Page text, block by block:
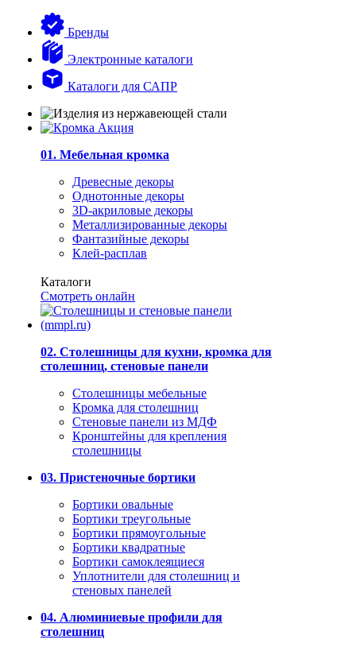
Бренды
Электронные каталоги
Каталоги для САПР
01. Мебельная кромка
Древесные декоры
Однотонные декоры
3D-акриловые декоры
Металлизированные декоры
Фантазийные декоры
Клей-расплав
Каталоги
Смотреть онлайн
02. Столешницы для кухни, кромка для
столешниц, стеновые панели
Столешницы мебельные
Кромка для столешниц
Стеновые панели из МДФ
Кронштейны для крепления
столешницы
03. Пристеночные бортики
Бортики овальные
Бортики треугольные
Бортики прямоугольные
Бортики квадратные
Бортики самоклеящиеся
Уплотнители для столешниц и
стеновых панелей
04. Алюминиевые профили для
столешниц